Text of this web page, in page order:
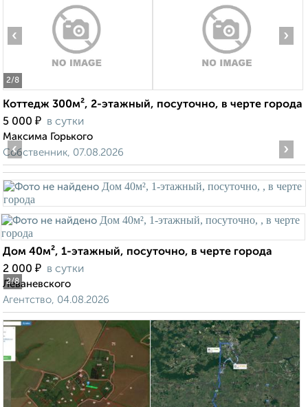
2/8
‹ ›
Коттедж 300м², 2-этажный, посуточно, в черте города
5 000 ₽ в сутки
Максима Горького
Собственник, 07.08.2026
2/8
‹ ›
Дом 40м², 1-этажный, посуточно, в черте города
2 000 ₽ в сутки
Леваневского
Агентство, 04.08.2026